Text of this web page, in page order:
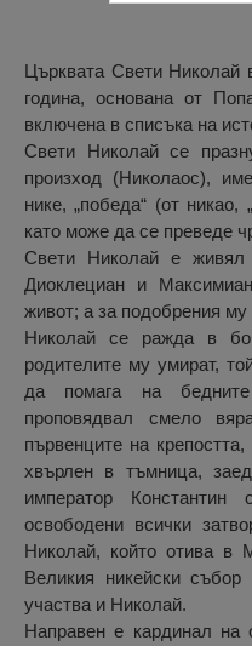
Църквата Свети Николай
година, основана от
включена в списъка на
Свети Николай се
произход (Николаос),
нике, „победа“ (от никао,
като може да се преведе
Свети Николай е живял
Диоклециан и
живот; а за подобрения
Николай се ражда в
родителите му умират,
да помага на
проповядвал смело
първенците на
хвърлен в тъмница,
император
освободени всички
Николай, който отива в
Великия никейски
участва и Николай.
Направен е кардинал на